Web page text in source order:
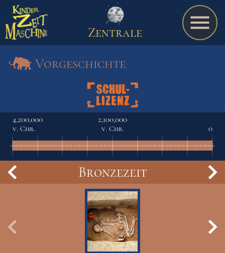
A bis Z
Termine
Schulmaterialien
Zentrale
Vorgeschichte
4,200,000
v. Chr.
2,100,000
v. Chr.
0
Bronzezeit